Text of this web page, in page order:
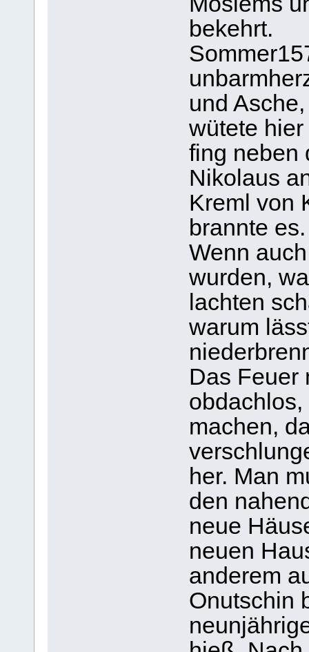
bekehrt.
und
wütete
fing neben
Nikolaus
Kreml von
brannte
Wenn
wurden,
lachten
warum
Das Feuer
machen,
her. Man
den
neue
neuen
anderem
Onutschin